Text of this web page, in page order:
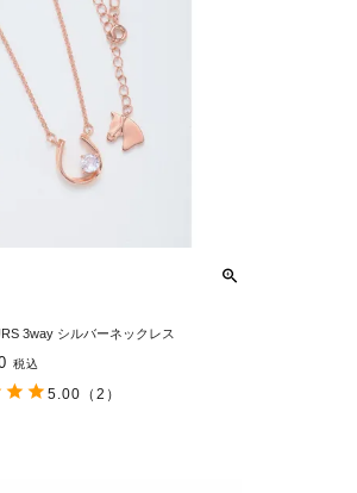
3way シルバーネックレス
税込
5.00 （2）